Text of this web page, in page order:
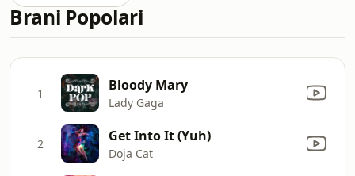
Brani Popolari
1 Bloody Mary
Lady Gaga
2 Get Into It (Yuh)
Doja Cat